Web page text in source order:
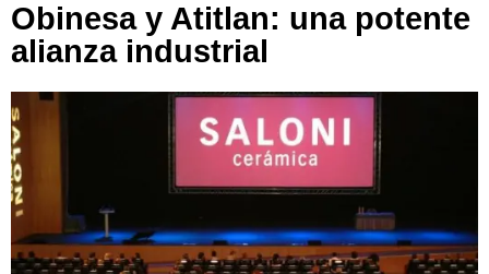
Obinesa y Atitlan: una potente
alianza industrial